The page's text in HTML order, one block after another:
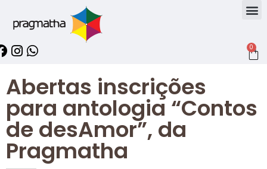
0
Abertas inscrições
para antologia “Contos
de desAmor”, da
Pragmatha